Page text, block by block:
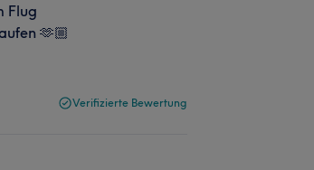
Flug
🫶🏼
Verifizierte Bewertung